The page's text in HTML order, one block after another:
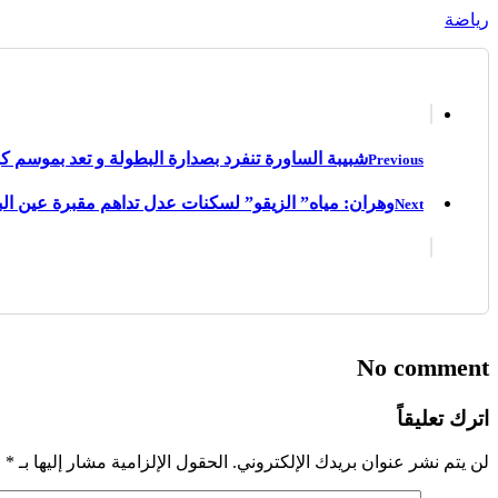
رياضة
Previousشبيبة الساورة تنفرد بصدارة البطولة و تعد بموسم
Nextوهران: مياه” الزيقو” لسكنات عدل تداهم مقبرة عين
No comment
اترك تعليقاً
لن يتم نشر عنوان بريدك الإلكتروني. الحقول الإلزامية مشار إليها بـ *